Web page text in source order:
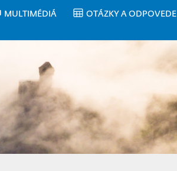
MULTIMÉDIÁ
OTÁZKY A ODPOVEDE